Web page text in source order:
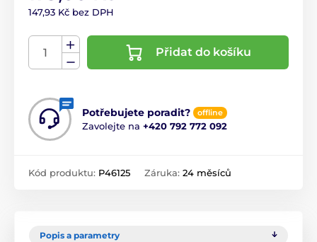
147,93 Kč bez DPH
Přidat do košíku
Potřebujete poradit? offline
Zavolejte na +420 792 772 092
Kód produktu: P46125 Záruka: 24 měsíců
Popis a parametry